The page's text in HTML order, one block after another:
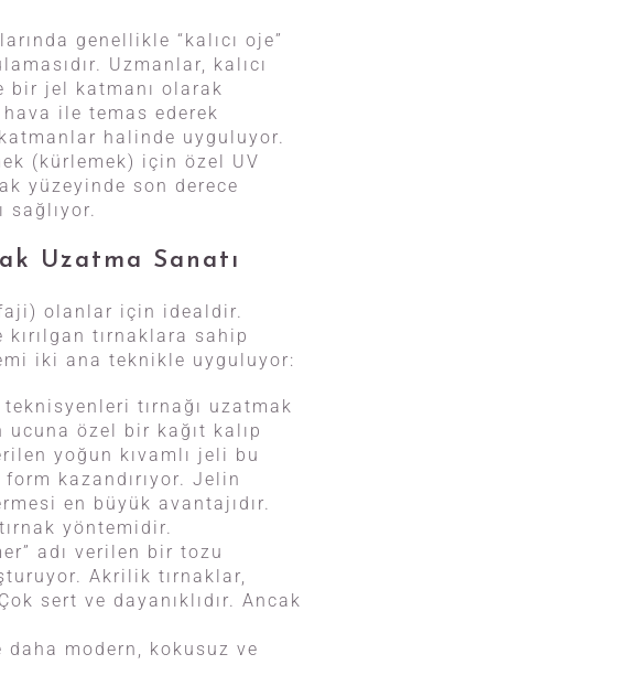
genellikle “kalıcı oje”
Uzmanlar, kalıcı
bir jel katmanı olarak
ile temas ederek
halinde uyguluyor.
(kürlemek) için özel UV
yüzeyinde son derece
sağlıyor.
Uzatma Sanatı
olanlar için idealdir.
tırnaklara sahip
iki ana teknikle uyguluyor:
tırnağı uzatmak
özel bir kağıt kalıp
yoğun kıvamlı jeli bu
kazandırıyor. Jelin
en büyük avantajıdır.
yöntemidir.
adı verilen bir tozu
Akrilik tırnaklar,
sert ve dayanıklıdır. Ancak
modern, kokusuz ve